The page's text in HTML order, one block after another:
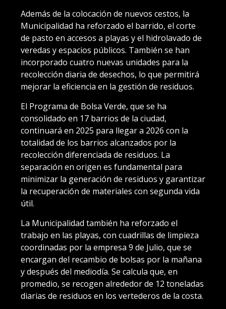
Además de la colocación de nuevos cestos, la
Municipalidad ha reforzado el barrido, el corte
de pasto en accesos a playas y el hidrolavado de
veredas y espacios públicos. También se han
incorporado cuatro nuevas unidades para la
recolección diaria de desechos, lo que permitirá
mejorar la eficiencia en la gestión de residuos.
El Programa de Bolsa Verde, que se ha
consolidado en 17 barrios de la ciudad,
continuará en 2025 para llegar a 2026 con la
totalidad de los barrios alcanzados por la
recolección diferenciada de residuos. La
separación en origen es fundamental para
minimizar la generación de residuos y garantizar
la recuperación de materiales con segunda vida
útil.
La Municipalidad también ha reforzado el
trabajo en las playas, con cuadrillas de limpieza
coordinadas por la empresa 9 de Julio, que se
encargan del recambio de bolsas por la mañana
y después del mediodía. Se calcula que, en
promedio, se recogen alrededor de 12 toneladas
diarias de residuos en los vertederos de la costa.